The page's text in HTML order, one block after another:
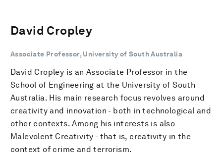
David Cropley
Associate Professor, University of South Australia
David Cropley is an Associate Professor in the
School of Engineering at the University of South
Australia. His main research focus revolves around
creativity and innovation - both in technological and
other contexts. Among his interests is also
Malevolent Creativity - that is, creativity in the
context of crime and terrorism.